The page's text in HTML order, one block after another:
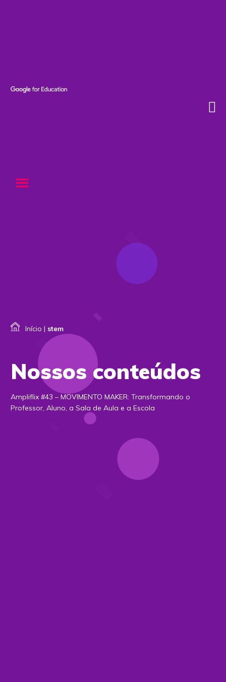
Início | stem
Nossos conteúdos
Ampliflix #43 – MOVIMENTO MAKER: Transformando o
Professor, Aluno, a Sala de Aula e a Escola